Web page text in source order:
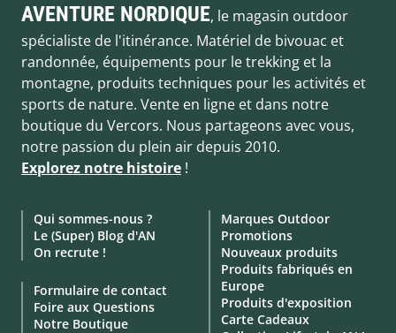
AVENTURE NORDIQUE, le magasin outdoor
spécialiste de l'itinérance. Matériel de bivouac et
randonnée, équipements pour le trekking et la
montagne, produits techniques pour les activités et
sports de nature. Vente en ligne et dans notre
boutique du Vercors. Nous partageons avec vous,
notre passion du plein air depuis 2010.
Explorez notre histoire !
Qui sommes-nous ?
Le (Super) Blog d'AN
On recrute !
Formulaire de contact
Foire aux Questions
Notre Boutique
Marques Outdoor
Promotions
Nouveaux produits
Produits fabriqués en
Europe
Produits d'exposition
Carte Cadeaux